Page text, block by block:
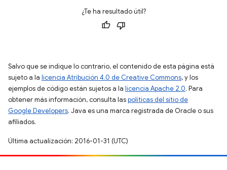
¿Te ha resultado útil?
Salvo que se indique lo contrario, el contenido de esta página está
sujeto a la licencia Atribución 4.0 de Creative Commons, y los
ejemplos de código están sujetos a la licencia Apache 2.0. Para
obtener más información, consulta laspolíticas del sitio de
Google Developers. Java es una marca registrada de Oracle o sus
afiliados.
Última actualización: 2016-01-31 (UTC)